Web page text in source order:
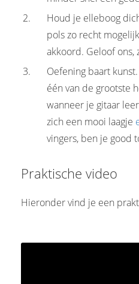
Houd je elleboog
pols zo recht
akkoord. Geloof ons,
Oefening baart
één van de grootste
wanneer je gitaar
zich een mooi laagje
vingers, ben je good
Praktische video
Hieronder vind je een